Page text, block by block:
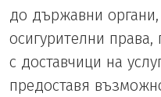
до държавни
осигурителни
с доставчици на
предоставя